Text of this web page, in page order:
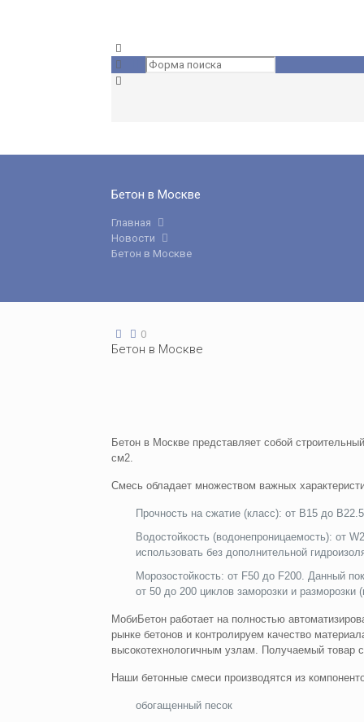
Бетон в Москве
Главная
Новости
Бетон в Москве
0
Бетон в Москве
Бетон в Москве представляет собой
см2.
Смесь обладает множеством важных
Прочность на сжатие (класс): от B15 до В22.5
Водостойкость (водонепроницаемость): от
использовать без дополнительной
Морозостойкость: от F50 до F200. Данный
от 50 до 200 циклов заморозки и
МобиБетон работает на полностью
рынке бетонов и контролируем качество
высокотехнологичным узлам. Получаемый товар
Наши бетонные смеси производятся из
обогащенный песок